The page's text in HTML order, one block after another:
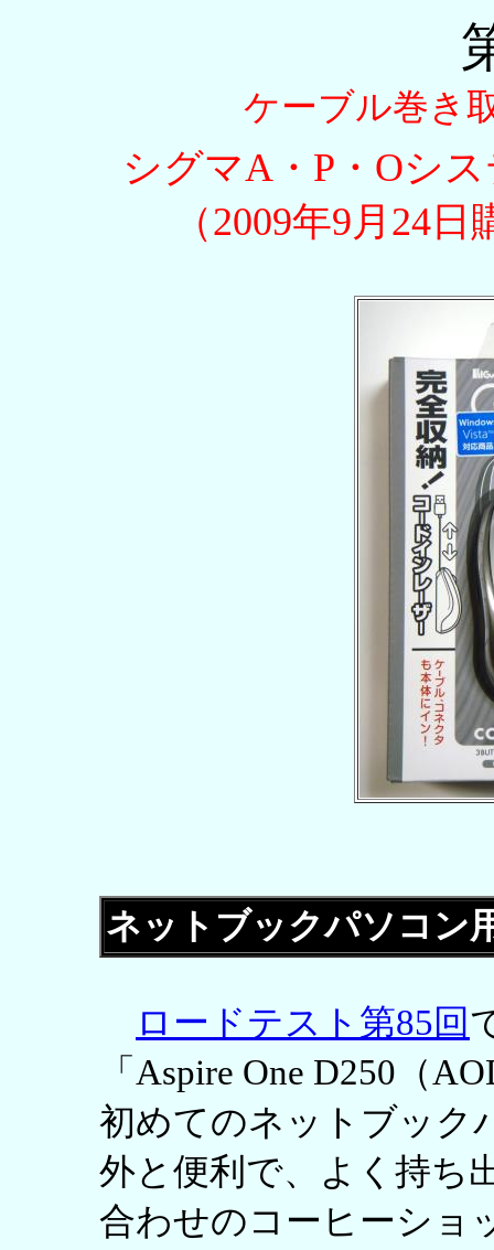
ケーブル巻き
シグマA・P・Oシ
（2009年9月24
ネットブックパソコン
ロードテスト第85回
「Aspire One D250（
初めてのネットブック
外と便利で、よく持ち
合わせのコーヒーショ